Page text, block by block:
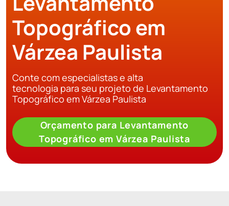
Topográfico em
Várzea Paulista
Conte com especialistas e alta
tecnologia para seu projeto de Levantamento
Topográfico em Várzea Paulista
Orçamento para Levantamento
Topográfico em Várzea Paulista